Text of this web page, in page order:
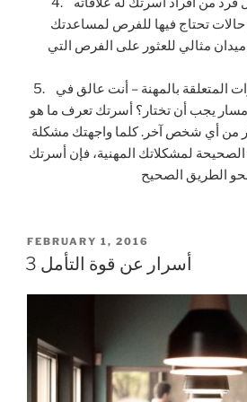
تحتاج فيها للفرص لمساعدتك
مثالي للعثور على الفرص التي
5. تساعدنا في اتخاذ القرارات المتعلقة بالمهنة – أنت عالق في
مسار يجب أن تختار؟ أسرتك تعرف ما هو
من أي شخص آخر. كلما واجهتك مشكلة
الصحيحة لمشكلاتك المهنية، فإن أسرتك
POSTED
ON
FEBRUARY 1, 2016
3 أسرار عن قوة التأمل